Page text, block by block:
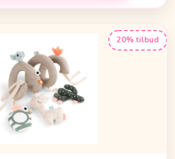
20% tilbud